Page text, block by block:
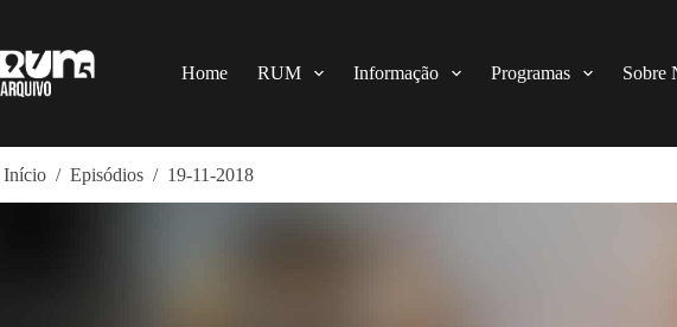
o
conteúdo
Home RUM Informação Programas Sobre
Início / Episódios / 19-11-2018